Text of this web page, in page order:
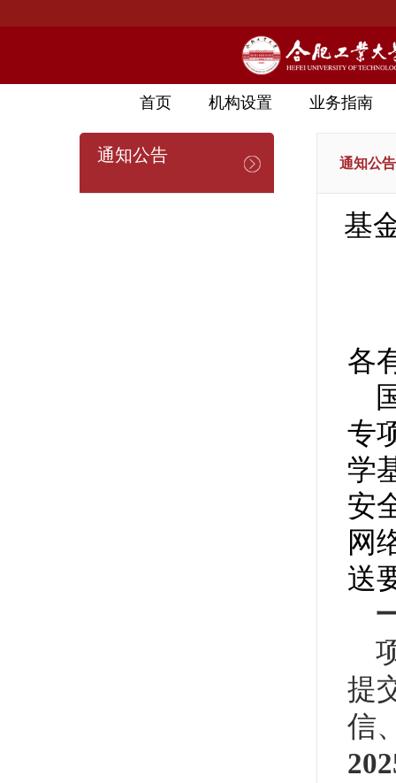
首页 机构设置 业务指南
通知公告 通知公告
基
各
专
学
安
网
送
提
信